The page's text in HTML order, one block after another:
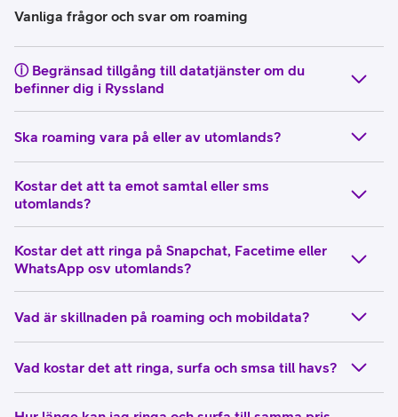
Vanliga frågor och svar om roaming
ⓘ Begränsad tillgång till datatjänster om du
befinner dig i Ryssland
Ska roaming vara på eller av utomlands?
Kostar det att ta emot samtal eller sms
utomlands?
Kostar det att ringa på Snapchat, Facetime eller
WhatsApp osv utomlands?
Vad är skillnaden på roaming och mobildata?
Vad kostar det att ringa, surfa och smsa till havs?